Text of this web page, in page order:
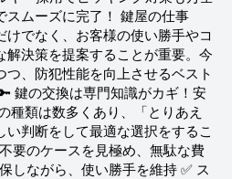
スムーズに完了！ 鍵屋の仕事
けでなく、お客様の使い勝手やコ
解決策を提案することが重要。今
つ、防犯性能を向上させるベスト
鍵の交換は専門知識がカギ！安
種類は数多くあり、「とりあえ
判断をして最適な選択をするこ
要のケースを見極め、無駄な費
しながら、使い勝手を維持 ✅ ス